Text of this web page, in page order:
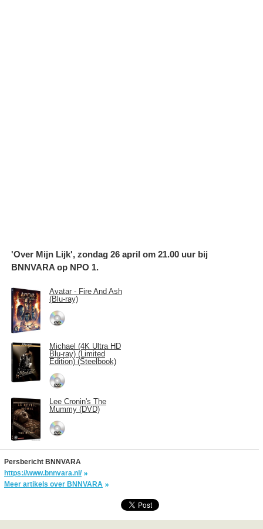
'Over Mijn Lijk', zondag 26 april om 21.00 uur bij
BNNVARA op NPO 1.
Avatar - Fire And Ash
(Blu-ray)
Michael (4K Ultra HD
Blu-ray) (Limited
Edition) (Steelbook)
Lee Cronin's The
Mummy (DVD)
Persbericht BNNVARA
https://www.bnnvara.nl/
Meer artikels over BNNVARA